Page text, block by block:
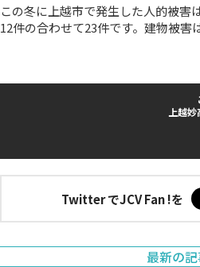
この冬に上越市で発生した人的被害
12件の合わせて23件です。建物被害
上越
Twitter でJCV Fan !を
最新の